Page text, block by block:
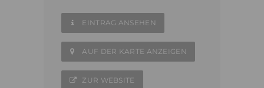
EINTRAG ANSEHEN
AUF DER KARTE ANZEIGEN
ZUR WEBSITE